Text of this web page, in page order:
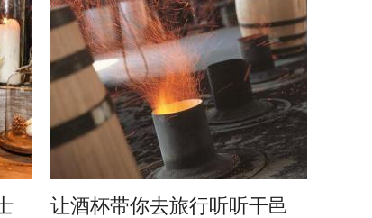
让酒杯带你去旅行听听干邑